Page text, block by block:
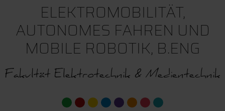
ELEKTROMOBILITÄT,
AUTONOMES FAHREN UND
MOBILE ROBOTIK, B.ENG
Fakultät Elektrotechnik & Medientechnik